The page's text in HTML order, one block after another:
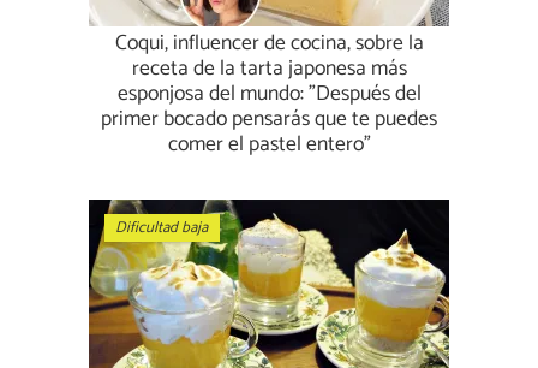
Coqui, influencer de cocina, sobre la
receta de la tarta japonesa más
esponjosa del mundo: "Después del
primer bocado pensarás que te puedes
comer el pastel entero"
Dificultad baja